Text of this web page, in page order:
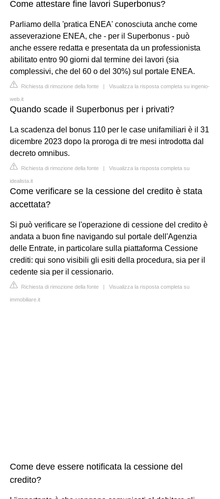
Come attestare fine lavori Superbonus?
Parliamo della 'pratica ENEA' conosciuta anche come
asseverazione ENEA, che - per il Superbonus - può
anche essere redatta e presentata da un professionista
abilitato entro 90 giorni dal termine dei lavori (sia
complessivi, che del 60 o del 30%) sul portale ENEA.
Richiesta di rimozione della fonte | Visualizza la risposta completa su ingenio-
web.it
Quando scade il Superbonus per i privati?
La scadenza del bonus 110 per le case unifamiliari è il 31
dicembre 2023 dopo la proroga di tre mesi introdotta dal
decreto omnibus.
Richiesta di rimozione della fonte | Visualizza la risposta completa su
idealista.it
Come verificare se la cessione del credito è stata
accettata?
Si può verificare se l'operazione di cessione del credito è
andata a buon fine navigando sul portale dell'Agenzia
delle Entrate, in particolare sulla piattaforma Cessione
crediti: qui sono visibili gli esiti della procedura, sia per il
cedente sia per il cessionario.
Richiesta di rimozione della fonte | Visualizza la risposta completa su
immobiliare.it
Come deve essere notificata la cessione del
credito?